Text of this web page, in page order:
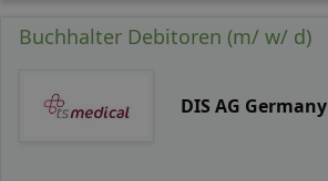
Buchhalter Debitoren (m/ w/ d)
DIS AG Germany